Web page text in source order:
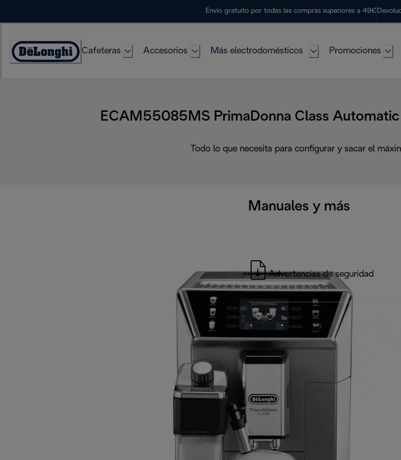
Envío gratuito por todas las compras superiores a 49€
Accessibility
Cafeteras Accesorios Más electrodomésticos Promociones
ECAM55085MS PrimaDonna Class
Todo lo que necesita para configurar y sacar el
Manuales y más
Advertencias de seguridad